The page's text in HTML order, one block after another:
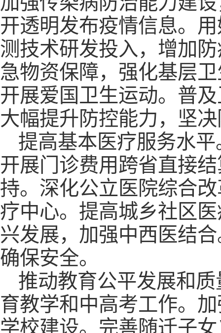
开透明发布疫情信息。
测技术研发投入，增加
急物资保障，强化基层
开展爱国卫生运动。普
大幅提升防控能力，坚
提高基本医疗服务水
开展门诊费用跨省直接
持。深化公立医院综合
疗中心。提高城乡社区
兴发展，加强中西医结
确保安全。
推动教育公平发展和
育教学和中高考工作。
学校建设。完善随迁子